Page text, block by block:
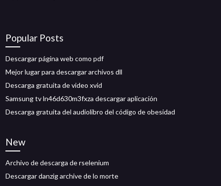
Popular Posts
Descargar página web como pdf
Mejor lugar para descargar archivos dll
Descarga gratuita de video xvid
Samsung tv ln46d630m3fxza descargar aplicación
Descarga gratuita del audiolibro del código de obesidad
New
Archivo de descarga de rselenium
Descargar danzig archive de lo morte